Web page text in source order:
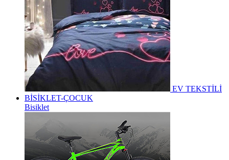
EV TEKSTİLİ
BİSİKLET-ÇOCUK
Bisiklet